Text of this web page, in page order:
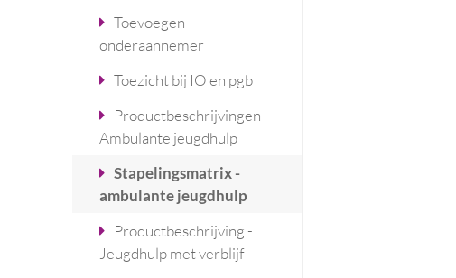
Toevoegen
onderaannemer
Toezicht bij IO en pgb
Productbeschrijvingen -
Ambulante jeugdhulp
Stapelingsmatrix -
ambulante jeugdhulp
Productbeschrijving -
Jeugdhulp met verblijf